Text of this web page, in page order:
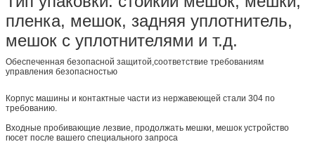
пленка, мешок, задняя уплотнитель,
мешок с уплотнителями и т.д.
Обеспеченная безопасной защитой,соответствие требованиям
управления безопасностью
Корпус машины и контактные части из нержавеющей стали 304 по
требованию.
Входные пробивающие лезвие, продолжать мешки, мешок устройство
гюсет после вашего специального запроса